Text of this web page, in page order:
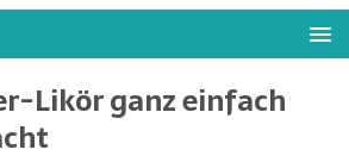
Likör ganz einfach